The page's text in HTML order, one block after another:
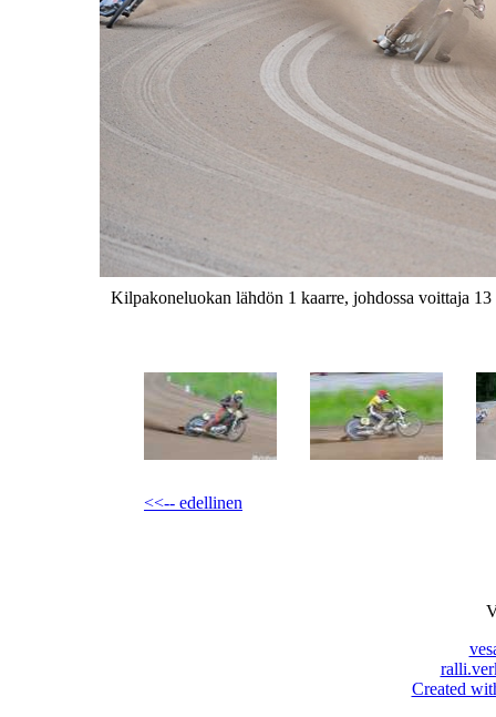
Kilpakoneluokan lähdön 1 kaarre, johdossa voittaja
<<-- edellinen
Created